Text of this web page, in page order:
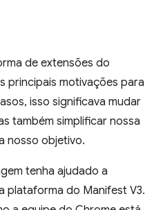
de extensões do
principais motivações para
isso significava mudar
também simplificar nossa
nosso objetivo.
tenha ajudado a
plataforma do Manifest V3.